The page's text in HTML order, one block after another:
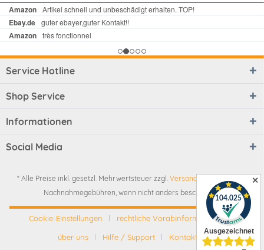
✕
Service Hotline
Shop Service
Informationen
Social Media
* Alle Preise inkl. gesetzl. Mehrwertsteuer zzgl. Versandkosten
Nachnahmegebühren, wenn nicht anders beschrieben
Cookie-Einstellungen
rechtliche Vorabinformationen
über uns
Hilfe / Support Kontakt